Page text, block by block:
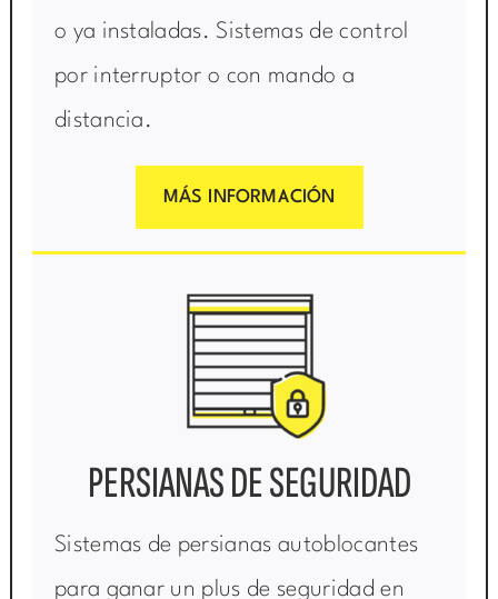
o ya instaladas. Sistemas de control
por interruptor o con mando a
distancia.
MÁS INFORMACIÓN
PERSIANAS DE SEGURIDAD
Sistemas de persianas autoblocantes
para ganar un plus de seguridad en